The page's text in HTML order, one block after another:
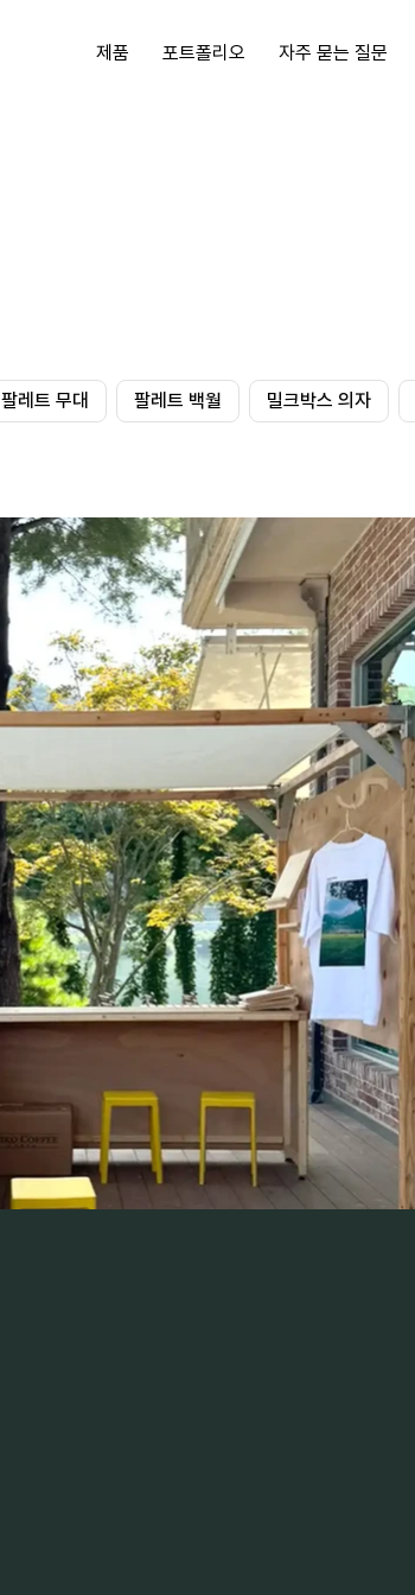
제품 포트폴리오 자주 묻는 질문
팔레트 무대 팔레트 백월 밀크박스 의자